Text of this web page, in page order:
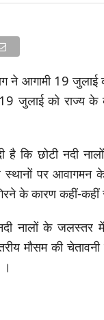
ने आगामी 19 जुलाई
जुलाई को राज्य के
है कि छोटी नदी
पर आवागमन
के कारण कहीं-कहीं
नालों के जलस्तर
मौसम की